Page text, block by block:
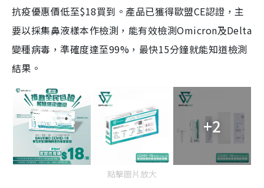
抗疫優惠價低至$18買到。產品已獲得歐盟CE認證，主
要以採集鼻液樣本作檢測，能有效檢測Omicron及Delta
變種病毒，準確度達至99%，最快15分鐘就能知道檢測
結果。
+2
點擊圖片放大